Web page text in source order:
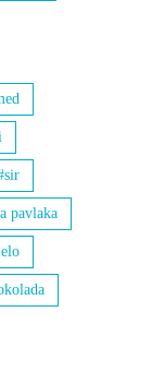
sir
pavlaka